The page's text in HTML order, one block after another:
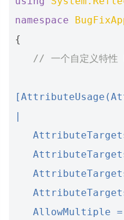
namespace
{
// 一个自定义特性
|
AllowMultiple